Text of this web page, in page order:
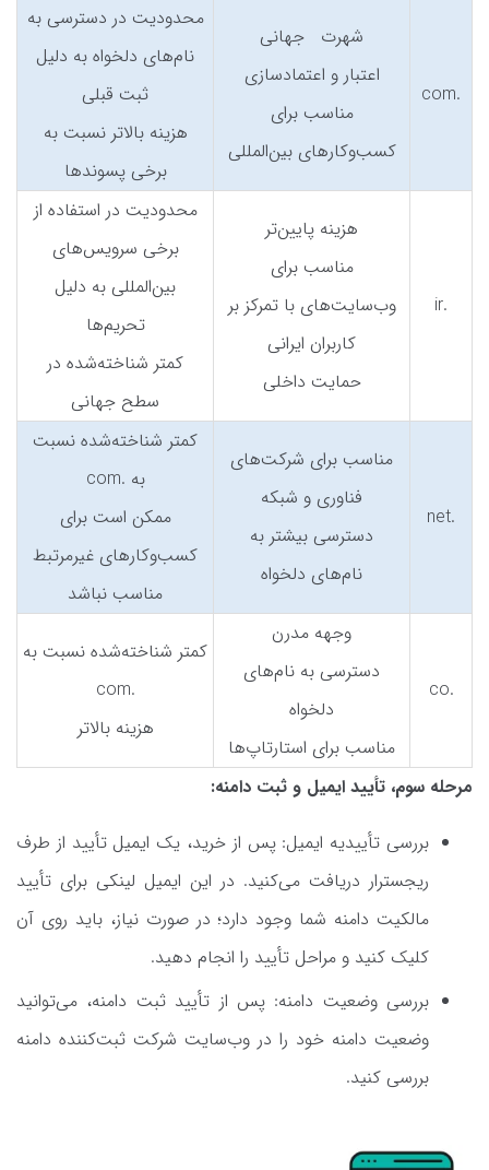
.com
شهرت جهانی
اعتبار و اعتمادسازی
مناسب برای
کسب‌وکارهای بین‌المللی
محدودیت در دسترسی به
نام‌های دلخواه به دلیل
ثبت قبلی
هزینه بالاتر نسبت به
برخی پسوندها
.ir
هزینه پایین‌تر
مناسب برای
وب‌سایت‌های با تمرکز بر
کاربران ایرانی
حمایت داخلی
محدودیت در استفاده از
برخی سرویس‌های
بین‌المللی به دلیل
تحریم‌ها
کمتر شناخته‌شده در
سطح جهانی
.net
مناسب برای شرکت‌های
فناوری و شبکه
دسترسی بیشتر به
نام‌های دلخواه
کمتر شناخته‌شده نسبت
به .com
ممکن است برای
کسب‌وکارهای غیرمرتبط
مناسب نباشد
.co
وجهه مدرن
دسترسی به نام‌های
دلخواه
مناسب برای استارتاپ‌ها
کمتر شناخته‌شده نسبت به
.com
هزینه بالاتر
مرحله سوم، تأیید ایمیل و ثبت دامنه:
بررسی تأییدیه ایمیل: پس از خرید، یک ایمیل تأیید از طرف
ریجسترار دریافت می‌کنید. در این ایمیل لینکی برای تأیید
مالکیت دامنه شما وجود دارد؛ در صورت نیاز، باید روی آن
کلیک کنید و مراحل تأیید را انجام دهید.
بررسی وضعیت دامنه: پس از تأیید ثبت دامنه، می‌توانید
وضعیت دامنه خود را در وب‌سایت شرکت ثبت‌کننده دامنه
بررسی کنید.